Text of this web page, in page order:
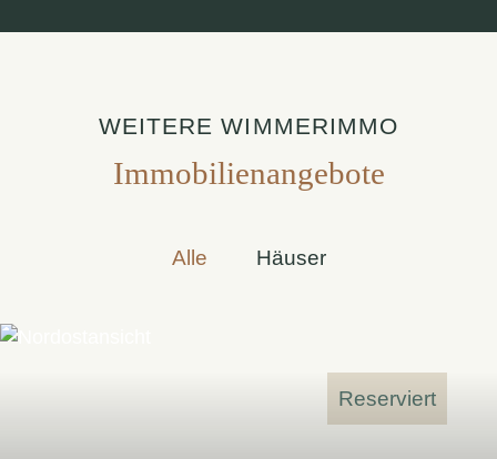
WEITERE WIMMERIMMO
Immobilienangebote
Alle Häuser
Reserviert